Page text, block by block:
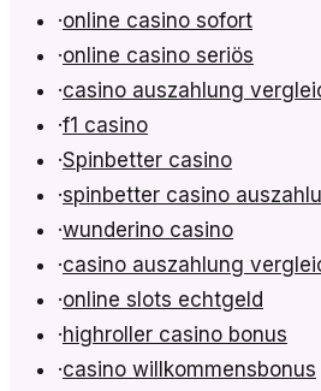
·online casino sofort
·online casino seriös
·casino auszahlung
·f1 casino
·Spinbetter casino
·spinbetter casino
·wunderino casino
·casino auszahlung
·online slots echtgeld
·highroller casino bonus
·casino willkommensbonus